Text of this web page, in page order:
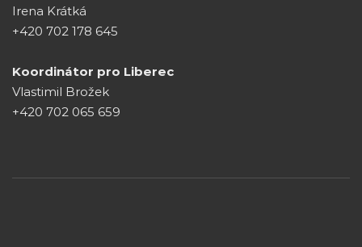
Irena Krátká
+420 702 178 645
Koordinátor pro Liberec
Vlastimil Brožek
+420 702 065 659